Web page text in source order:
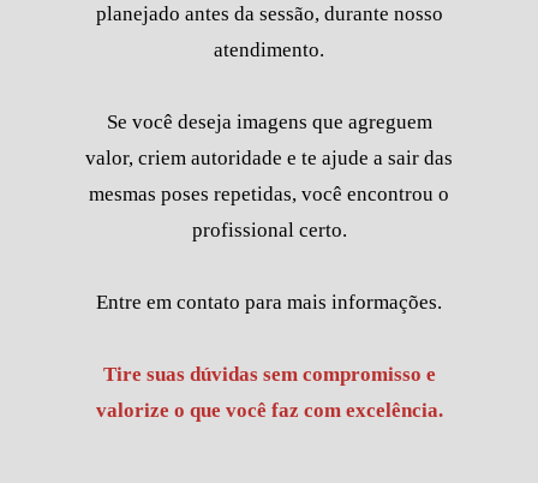
planejado antes da sessão, durante nosso
atendimento.
Se você deseja imagens que agreguem
valor, criem autoridade e te ajude a sair das
mesmas poses repetidas, você encontrou o
profissional certo.
Entre em contato para mais informações.
Tire suas dúvidas sem compromisso e
valorize o que você faz com excelência.